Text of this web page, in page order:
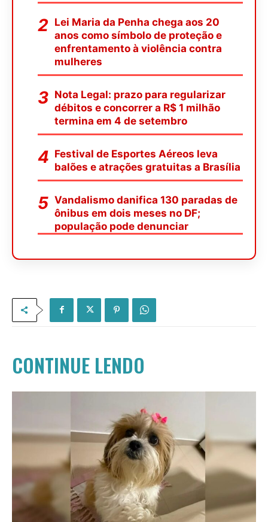
Lei Maria da Penha chega aos 20
anos como símbolo de proteção e
enfrentamento à violência contra
mulheres
Nota Legal: prazo para regularizar
débitos e concorrer a R$ 1 milhão
termina em 4 de setembro
Festival de Esportes Aéreos leva
balões e atrações gratuitas a Brasília
Vandalismo danifica 130 paradas de
ônibus em dois meses no DF;
população pode denunciar
CONTINUE LENDO